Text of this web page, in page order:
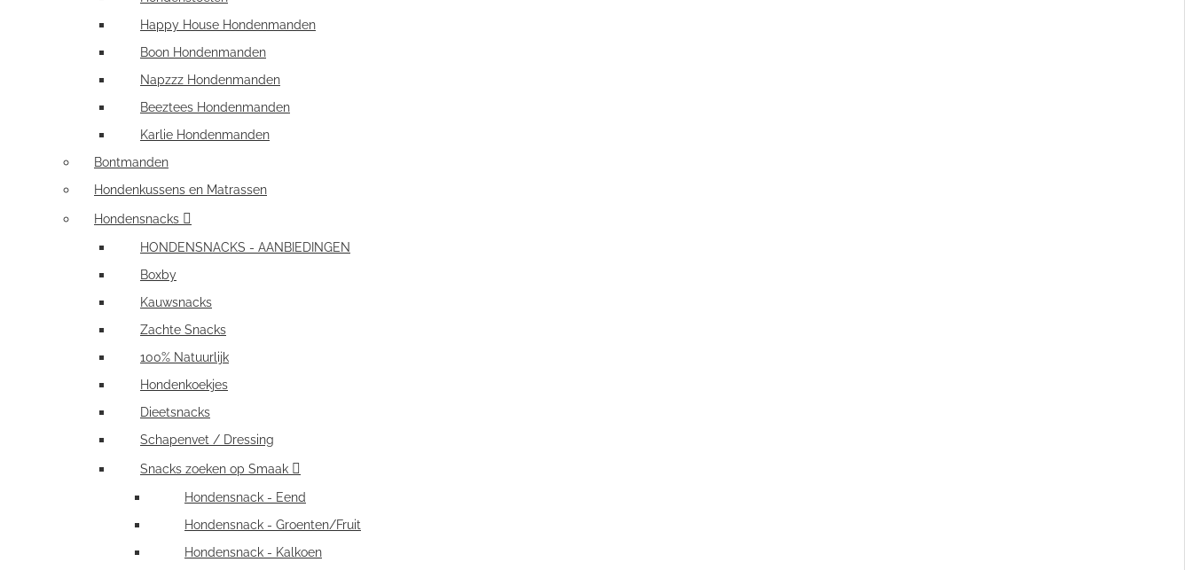
Happy House Hondenmanden
Boon Hondenmanden
Napzzz Hondenmanden
Beeztees Hondenmanden
Karlie Hondenmanden
Bontmanden
Hondenkussens en Matrassen
Hondensnacks
HONDENSNACKS - AANBIEDINGEN
Boxby
Kauwsnacks
Zachte Snacks
100% Natuurlijk
Hondenkoekjes
Dieetsnacks
Schapenvet / Dressing
Snacks zoeken op Smaak
Hondensnack - Eend
Hondensnack - Groenten/Fruit
Hondensnack - Kalkoen